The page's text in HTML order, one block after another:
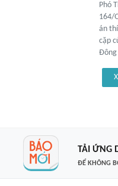
Phó
164/
án
cặp
Đông
TẢI ỨNG
ĐỂ KHÔNG